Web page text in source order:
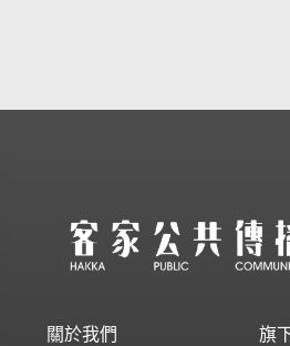
關於我們 旗